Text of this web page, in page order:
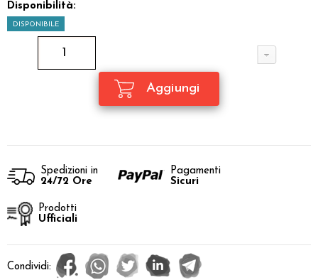
Disponibilità:
DISPONIBILE
Spedizioni in
24/72 Ore
Pagamenti
Sicuri
Prodotti
Ufficiali
Condividi: